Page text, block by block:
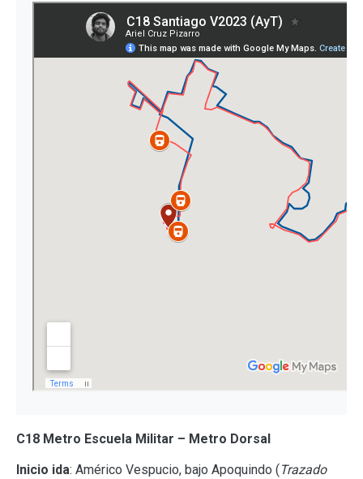
C18 Metro Escuela Militar – Metro Dorsal
Inicio ida: Américo Vespucio, bajo Apoquindo ( Trazado